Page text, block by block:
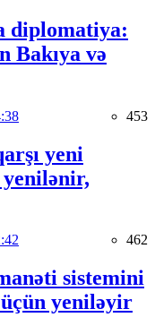
diplomatiya:
Bakıya və
453
yeni
yenilənir,
462
sistemini
yeniləyir